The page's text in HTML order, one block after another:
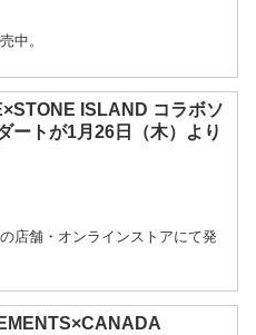
中。
ISLAND コラボソ
ートが1月26日（木）より
店舗・オンラインストアにて発